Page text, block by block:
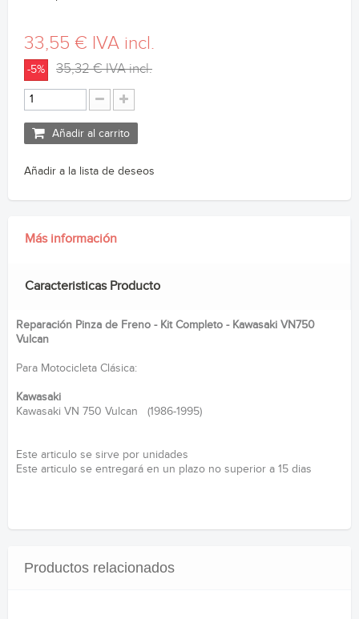
33,55 € IVA incl.
-5% 35,32 €IVA incl.
Añadir al carrito
Añadir a la lista de deseos
Más información
Caracteristicas Producto
Reparación Pinza de Freno - Kit Completo - Kawasaki VN750
Vulcan
Para Motocicleta Clásica:
Kawasaki
Kawasaki VN 750 Vulcan (1986-1995)
Este articulo se sirve por unidades
Este articulo se entregará en un plazo no superior a 15 dias
Productos relacionados